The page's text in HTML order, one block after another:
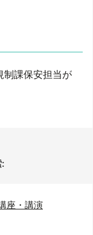
制課保安担当が
座・講演